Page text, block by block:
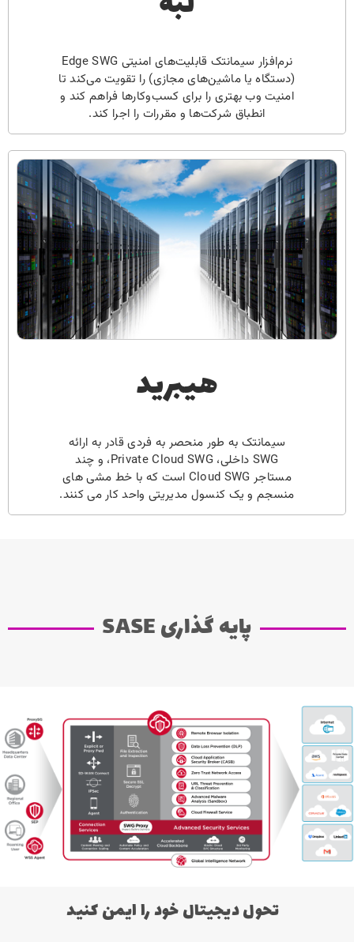
نرم‌افزار سیمانتک قابلیت‌های امنیتی Edge SWG
(دستگاه یا ماشین‌های مجازی) را تقویت می‌کند تا
امنیت وب بهتری را برای کسب‌وکارها فراهم کند و
انطباق شرکت‌ها و مقررات را اجرا کند.
هیبرید
سیمانتک به طور منحصر به فردی قادر به ارائه
SWG داخلی، Private Cloud SWG، و چند
مستاجر Cloud SWG است که با خط مشی های
منسجم و یک کنسول مدیریتی واحد کار می کنند.
پایه گذاری SASE
تحول دیجیتال خود را ایمن کنید